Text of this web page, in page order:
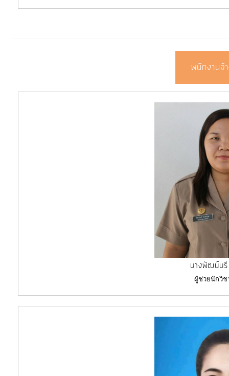
พนักงานจ้
นางพัฒน์น
ผู้ช่วยนักวิช